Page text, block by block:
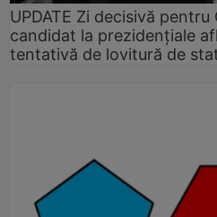
UPDATE Zi decisivă
candidat la prezidențiale
tentativă de lovitură de